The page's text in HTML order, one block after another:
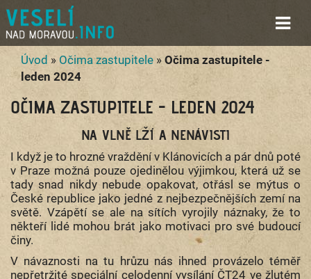
Úvod » Očima zastupitele » Očima zastupitele -
leden 2024
OČIMA ZASTUPITELE - LEDEN 2024
NA VLNĚ LŽÍ A NENÁVISTI
I když je to hrozné vraždění v Klánovicích a pár dnů poté
v Praze možná pouze ojedinělou výjimkou, která už se
tady snad nikdy nebude opakovat, otřásl se mýtus o
České republice jako jedné z nejbezpečnějších zemí na
světě. Vzápětí se ale na sítích vyrojily náznaky, že to
někteří lidé mohou brát jako motivaci pro své budoucí
činy.
V návaznosti na tu hrůzu nás ihned provázelo téměř
nepřetržité speciální celodenní vysílání ČT24 ve žlutém